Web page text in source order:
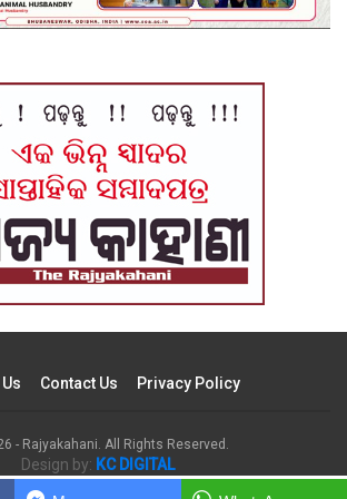
Contact Us Privacy Policy
- Rajyakahani. All Rights Reserved.
Design by: KC DIGITAL